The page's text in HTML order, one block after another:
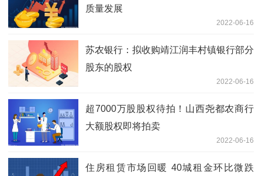
质量发展
2022-06-16
苏农银行：拟收购靖江润丰村镇银行部分
股东的股权
2022-06-16
超7000万股股权待拍！山西尧都农商行
大额股权即将拍卖
2022-06-16
住房租赁市场回暖 40城租金环比微跌